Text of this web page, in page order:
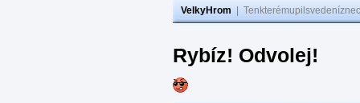
VelkyHrom
Rybíz! Odvolej!